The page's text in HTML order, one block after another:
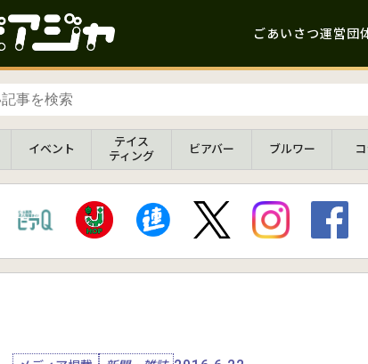
ごあいさつ運営団
イベント
テイス
ティング
ビアバー ブルワー